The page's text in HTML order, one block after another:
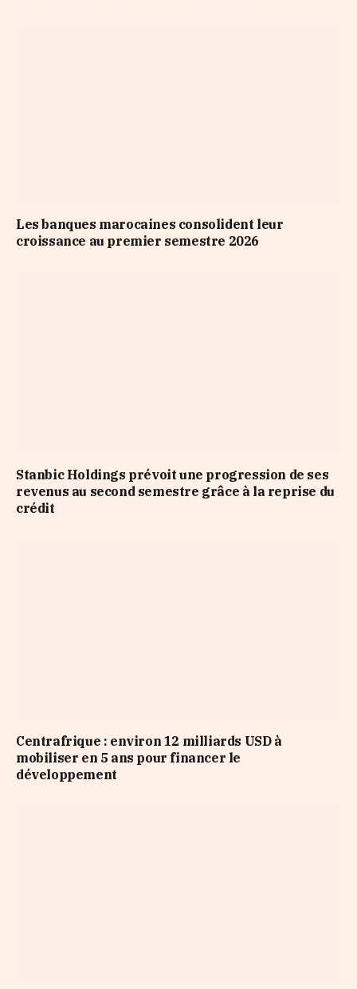
Les banques marocaines consolident leur
croissance au premier semestre 2026
Stanbic Holdings prévoit une progression de ses
revenus au second semestre grâce à la reprise du
crédit
Centrafrique : environ 12 milliards USD à
mobiliser en 5 ans pour financer le
développement